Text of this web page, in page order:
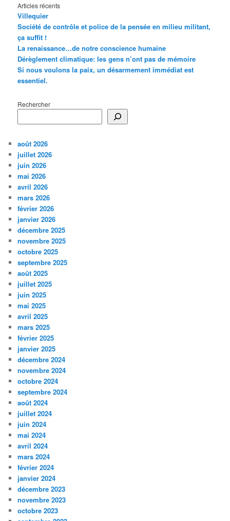
Articles récents
Villequier
Société de contrôle et police de la pensée en milieu militant,
ça suffit !
La renaissance…de notre conscience humaine
Dérèglement climatique: les gens n’ont pas de mémoire
Si nous voulons la paix, un désarmement immédiat est
essentiel.
Rechercher
août 2026
juillet 2026
juin 2026
mai 2026
avril 2026
mars 2026
février 2026
janvier 2026
décembre 2025
novembre 2025
octobre 2025
septembre 2025
août 2025
juillet 2025
juin 2025
mai 2025
avril 2025
mars 2025
février 2025
janvier 2025
décembre 2024
novembre 2024
octobre 2024
septembre 2024
août 2024
juillet 2024
juin 2024
mai 2024
avril 2024
mars 2024
février 2024
janvier 2024
décembre 2023
novembre 2023
octobre 2023